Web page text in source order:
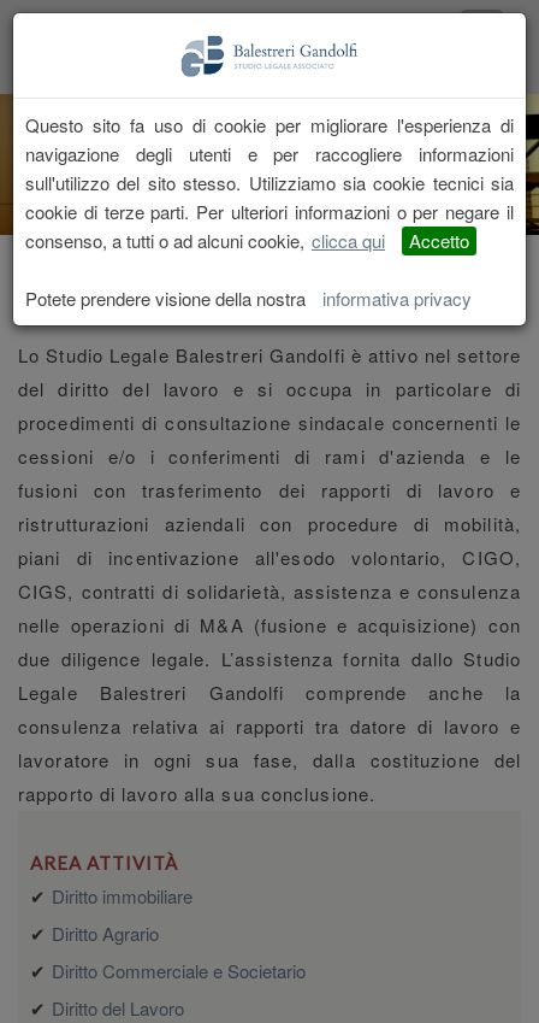
Lo Studio Legale Balestreri Gandolfi è attivo nel settore
del diritto del lavoro e si occupa in particolare di
procedimenti di consultazione sindacale concernenti le
cessioni e/o i conferimenti di rami d'azienda e le
fusioni con trasferimento dei rapporti di lavoro e
ristrutturazioni aziendali con procedure di mobilità,
piani di incentivazione all'esodo volontario, CIGO,
CIGS, contratti di solidarietà, assistenza e consulenza
nelle operazioni di M&A (fusione e acquisizione) con
due diligence legale. L’assistenza fornita dallo Studio
Legale Balestreri Gandolfi comprende anche la
consulenza relativa ai rapporti tra datore di lavoro e
lavoratore in ogni sua fase, dalla costituzione del
rapporto di lavoro alla sua conclusione.
AREA ATTIVITÀ
Diritto immobiliare
Diritto Agrario
Diritto Commerciale e Societario
Diritto del Lavoro
Questo sito fa uso di cookie per migliorare l'esperienza di
navigazione degli utenti e per raccogliere informazioni
sull'utilizzo del sito stesso. Utilizziamo sia cookie tecnici sia
cookie di terze parti. Per ulteriori informazioni o per negare il
consenso, a tutti o ad alcuni cookie, clicca qui Accetto
Potete prendere visione della nostra informativa privacy